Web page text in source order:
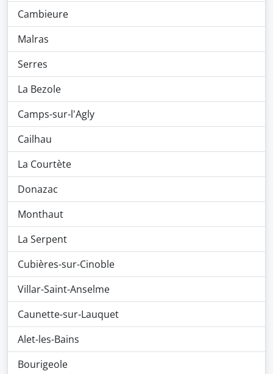
Cambieure
Malras
Serres
La Bezole
Camps-sur-l'Agly
Cailhau
La Courtète
Donazac
Monthaut
La Serpent
Cubières-sur-Cinoble
Villar-Saint-Anselme
Caunette-sur-Lauquet
Alet-les-Bains
Bourigeole